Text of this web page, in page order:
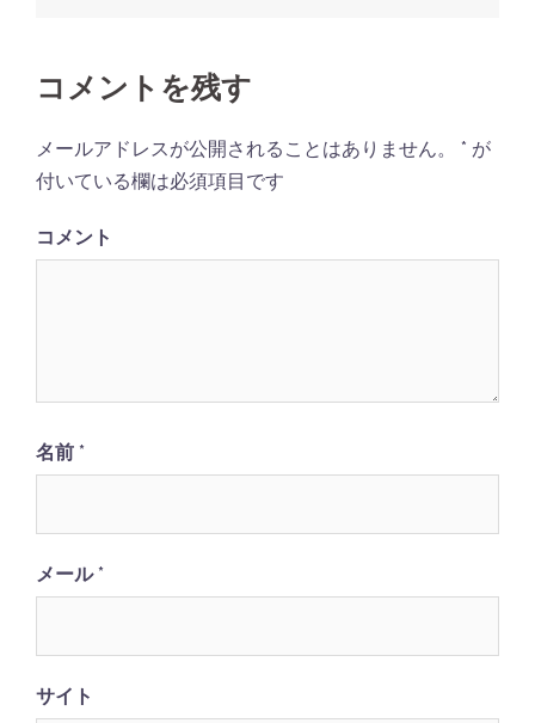
ビ
ー
シ
ョ
ン
コメントを残す
メールアドレスが公開されることはありません。 * が
付いている欄は必須項目です
コメント
名前 *
メール*
サイト